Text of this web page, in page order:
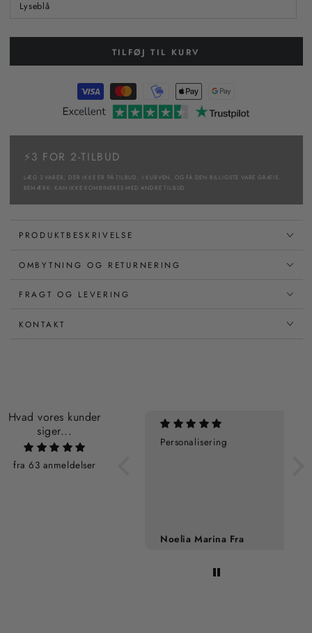
Lyseblå
TILFØJ TIL KURV
⚡3 FOR 2-TILBUD
LÆG 3 VARER, DER IKKE ER PÅ TILBUD, I KURVEN, OG FÅ DEN BILLIGSTE VARE GRATIS.
BEMÆRK: KAN IKKE KOMBINERES MED ANDRE TILBUD.
PRODUKTBESKRIVELSE
OMBYTNING OG RETURNERING
FRAGT OG LEVERING
KONTAKT
Hvad vores kunder
siger...
fra 63 anmeldelser
En fantastisk rejsetaske
Rejsen tilbage er meget
behagelig, let og smuk
Personalisering
Noelia Marina Fra